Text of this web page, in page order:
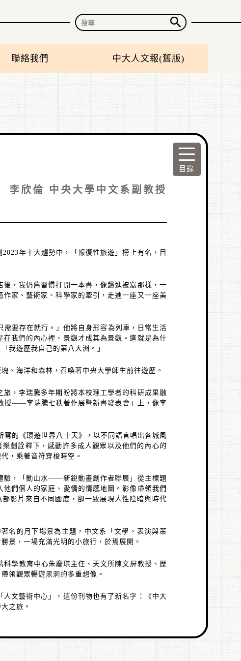
聯絡我們 中大人文報(舊版)
李欣倫 中央大學中文系副教授
2023年十大趨勢中，「報復性旅遊」榜上有名，目
，我仍舊習慣打開一本書，像鑽進被窩那樣，一
家、藝術家、科學家的牽引，走進一座又一座美
要存在就行。」他將自身形容為列車，日常生活
我們的內心裡，景觀才成其為景觀。這就是為什
我遊歷我自己的第八大洲。」
、海洋和森林，召喚著中央大學師生前往遊歷。
，李瑞騰多年期盼將本校理工學者的科研成果融
授——李瑞騰七秩著作展暨新書發表會」上，像李
寫的《環遊世界八十天》，以不同語言唱出各城風
樂劇詮釋下，感動許多成人觀眾以及他們的內心的
，乘著音符穿梭時空。
驗，「動山水——新銳動畫創作者聯展」從主標題
們個人的家庭、愛情的情感地圖。影像帶領我們
部影片來自不同國度，卻一致展現人性陰暗與時代
名的月下場景為主題，中文系「文學、表演與策
景，一場充滿光明的小旅行，於焉展開。
學教育中心朱慶琪主任、天文所陳文屏教授、歷
領觀眾暢遊黑洞的多重想像。
文藝術中心」，這份刊物也有了新名字：《中大
之旅。